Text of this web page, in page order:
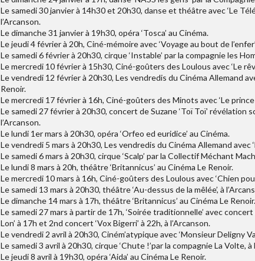
Le samedi 30 janvier à 14h30 et 20h30, danse et théâtre avec ‘Le
l’Arcanson.
Le dimanche 31 janvier à 19h30, opéra ‘Tosca’ au Cinéma.
Le jeudi 4 février à 20h, Ciné-mémoire avec ‘Voyage au bout de
Le samedi 6 février à 20h30, cirque ‘Instable’ par la compagnie les
Le mercredi 10 février à 15h30, Ciné-goûters des Loulous avec ‘Le
Le vendredi 12 février à 20h30, Les vendredis du Cinéma Allemand
Renoir.
Le mercredi 17 février à 16h, Ciné-goûters des Minots avec ‘Le
Le samedi 27 février à 20h30, concert de Suzane ‘Toï Toï’ révélation
l’Arcanson.
Le lundi 1er mars à 20h30, opéra ‘Orfeo ed euridice’ au Cinéma.
Le vendredi 5 mars à 20h30, Les vendredis du Cinéma Allemand avec
Le samedi 6 mars à 20h30, cirque ‘Scalp’ par la Collectif Méchant
Le lundi 8 mars à 20h, théâtre ‘Britannicus’ au Cinéma Le Renoir.
Le mercredi 10 mars à 16h, Ciné-goûters des Loulous avec ‘Chien
Le samedi 13 mars à 20h30, théâtre ‘Au-dessus de la mêlée’, à
Le dimanche 14 mars à 17h, théâtre ‘Britannicus’ au Cinéma Le Renoir.
Le samedi 27 mars à partir de 17h, ‘Soirée traditionnelle’ avec
Lon’ à 17h et 2nd concert ‘Vox Bigerri’ à 22h, à l’Arcanson.
Le vendredi 2 avril à 20h30, Ciném’atypique avec ‘Monsieur Deligny
Le samedi 3 avril à 20h30, cirque ‘Chute !’par la compagnie La Volte, à
Le jeudi 8 avril à 19h30, opéra ‘Aida’ au Cinéma Le Renoir.